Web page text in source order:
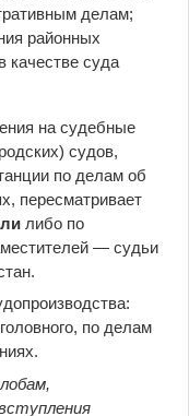
делам;
районных
качестве суда
на судебные
судов,
по делам об
пересматривает
либо по
— судьи
по делам